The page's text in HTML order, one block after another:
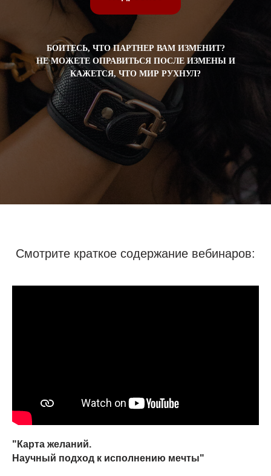
БОИТЕСЬ, ЧТО ПАРТНЕР ВАМ ИЗМЕНИТ?
НЕ МОЖЕТЕ ОПРАВИТЬСЯ ПОСЛЕ ИЗМЕНЫ И
КАЖЕТСЯ, ЧТО МИР РУХНУЛ?
Смотрите краткое содержание вебинаров:
"Карта желаний.
Научный подход к исполнению мечты"